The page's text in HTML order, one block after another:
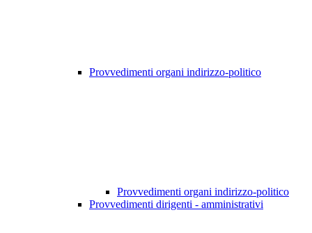
Provvedimenti organi indirizzo-politico
Provvedimenti organi indirizzo-politico
Provvedimenti dirigenti - amministrativi